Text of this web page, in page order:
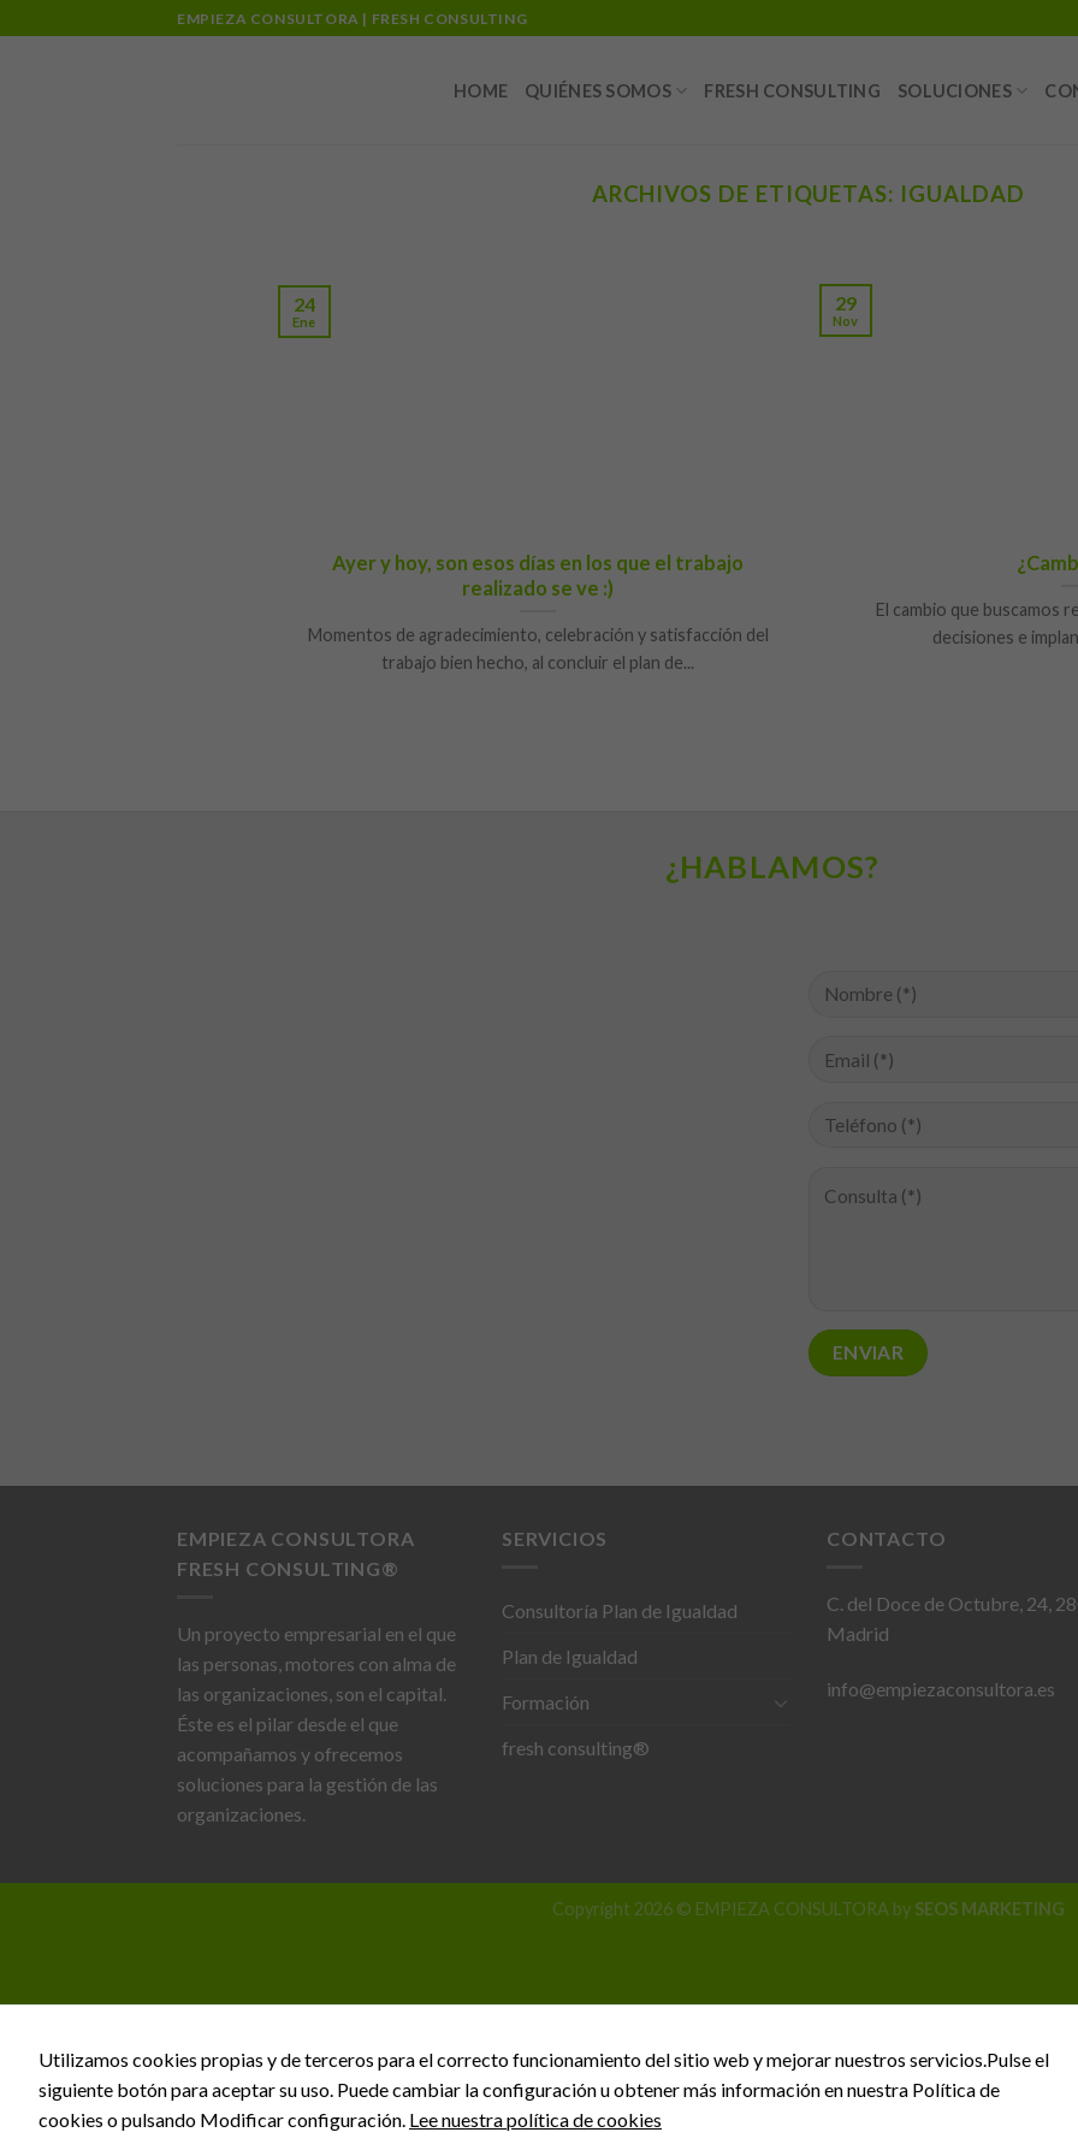
to
EMPIEZA CONSULTORA | FRESH CONSULTING
HOME QUIÉNES SOMOS FRESH CONSULTING SOLUCIONES
ARCHIVOS DE ETIQUETAS: IGUALDAD
Ayer y hoy, son esos días en los que el trabajo
realizado se ve :)
Momentos de agradecimiento, celebración y satisfacción del
trabajo bien hecho, al concluir el plan de...
24
Ene
El cambio que buscamos
decisiones e
29
Nov
¿HABLAMOS?
EMPIEZA CONSULTORA
FRESH CONSULTING®
Un proyecto empresarial en el que
las personas, motores con alma de
las organizaciones, son el capital.
Éste es el pilar desde el que
acompañamos y ofrecemos
soluciones para la gestión de las
organizaciones.
SERVICIOS
Consultoría Plan de Igualdad
Plan de Igualdad
Formación
fresh consulting®
CONTACTO
C. del Doce de Octubre, 24,
Madrid
info@empiezaconsultora.es
Copyright 2026 © EMPIEZA CONSULTORA by SEOS MARKETING
Utilizamos cookies propias y de terceros para el correcto funcionamiento del sitio web y mejorar nuestros servicios.Pulse el
siguiente botón para aceptar su uso. Puede cambiar la configuración u obtener más información en nuestra Política de
cookies o pulsando Modificar configuración. Lee nuestra política de cookies
son
para que
web.